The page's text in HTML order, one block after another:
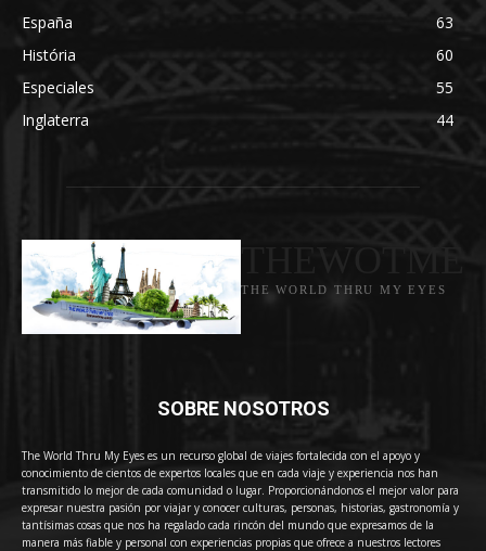
España
63
História
60
Especiales
55
Inglaterra
44
THE WORLD THRU MY EYES
SOBRE NOSOTROS
The World Thru My Eyes es un recurso global de viajes fortalecida con el apoyo y
conocimiento de cientos de expertos locales que en cada viaje y experiencia nos han
transmitido lo mejor de cada comunidad o lugar. Proporcionándonos el mejor valor para
expresar nuestra pasión por viajar y conocer culturas, personas, historias, gastronomía y
tantísimas cosas que nos ha regalado cada rincón del mundo que expresamos de la
manera más fiable y personal con experiencias propias que ofrece a nuestros lectores